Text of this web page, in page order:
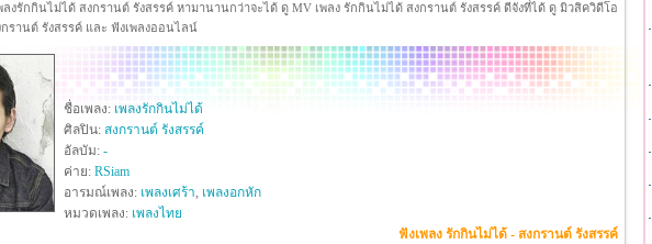
ลงรักกินไม่ได้ สงกรานต์ รังสรรค์ หามานานกว่าจะได้ ดู MV เพลง รักกินไม่ได้ สงกรานต์ รังสรรค์ ดีจังที่ได้ ดู มิวสิควิดีโอ
รานต์ รังสรรค์ และ ฟังเพลงออนไลน์
ชื่อเพลง: เพลงรักกินไม่ได้
ศิลปิน: สงกรานต์ รังสรรค์
อัลบัม: -
ค่าย: RSiam
อารมณ์เพลง: เพลงเศร้า, เพลงอกหัก
หมวดเพลง: เพลงไทย
ฟังเพลง รักกินไม่ได้ - สงกรานต์ รังสรรค์